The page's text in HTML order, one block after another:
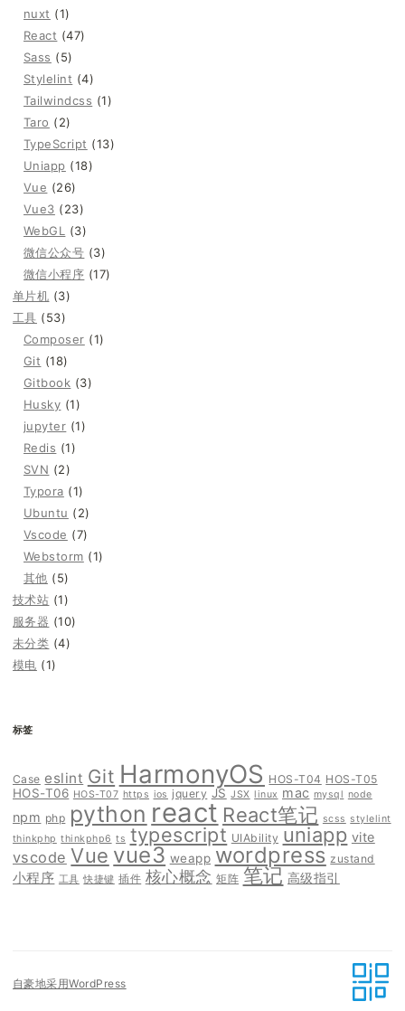
nuxt (1)
React (47)
Sass (5)
Stylelint (4)
Tailwindcss (1)
Taro (2)
TypeScript (13)
Uniapp (18)
Vue (26)
Vue3 (23)
WebGL
(3)
微信公众号 (3)
微信小程序 (17)
单片机 (3)
工具 (53)
Composer (1)
Git (18)
Gitbook (3)
Husky (1)
jupyter (1)
Redis (1)
SVN (2)
Typora (1)
Ubuntu (2)
Vscode (7)
Webstorm (1)
其他 (5)
技术站 (1)
服务器 (10)
未分类 (4)
模电 (1)
标签
Case eslint Git HarmonyOS HOS-T04 HOS-T05
HOS-T06 HOS-T07 https ios jquery JS JSX linux mac mysql node
npm php python react React笔记 scss stylelint
thinkphp thinkphp6 ts typescript UIAbility uniapp vite
vscode Vue vue3 weapp wordpress zustand
小程序 工具 快捷键 插件 核心概念 矩阵 笔记 高级指引
自豪地采用WordPress